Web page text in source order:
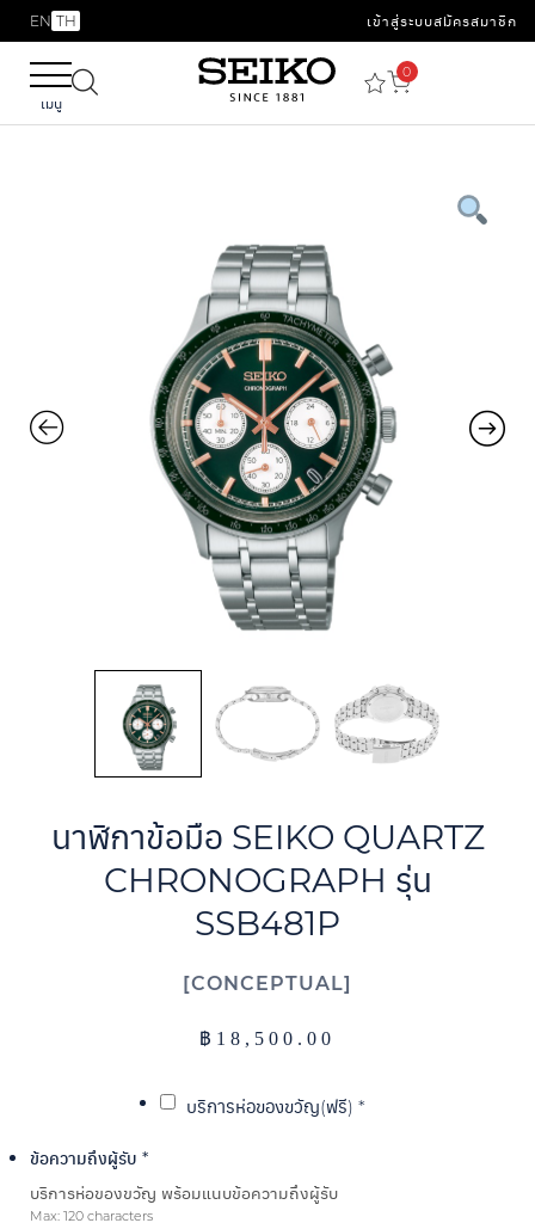
EN TH เข้าสู่ระบบสมัครสมาชิก
เมนู
0
นาฬิกาข้อมือ SEIKO QUARTZ
CHRONOGRAPH รุ่น
SSB481P
฿ 18,500.00
CONCEPTUAL
บริการห่อของขวัญ(ฟรี) *
ข้อความถึงผู้รับ *
บริการห่อของขวัญ พร้อมแนบข้อความถึงผู้รับ
Max: 120 characters